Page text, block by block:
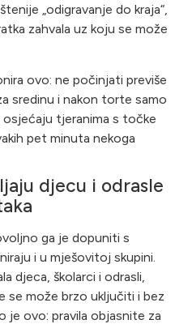
„odigravanje do kraja“,
zahvala uz koju se može
ovo: ne počinjati previše
sredinu i nakon torte samo
tjeranima s točke
pet minuta nekoga
djecu i odrasle
ga je dopuniti s
i u mješovitoj skupini.
djeca, školarci i odrasli,
se može brzo uključiti i bez
je ovo: pravila objasnite za